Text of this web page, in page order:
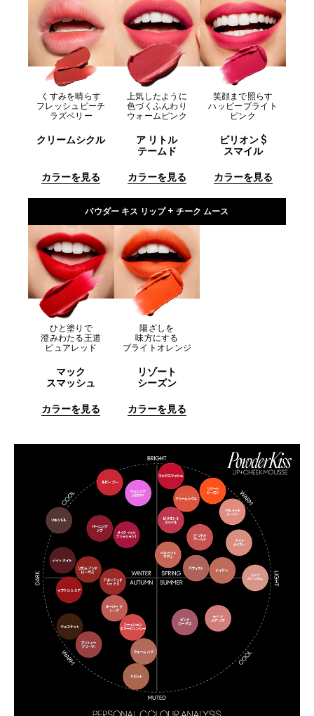
くすみを晴らす
フレッシュピーチ
ラズベリー
クリームシクル
カラーを見る
上気したように
色づくふんわり
ウォームピンク
ア リトル
テームド
カラーを見る
笑顔まで照らす
ハッピーブライト
ピンク
ビリオン $
スマイル
カラーを見る
パウダー キス リップ + チーク ムース
ひと塗りで
澄みわたる王道
ピュアレッド
マック
スマッシュ
カラーを見る
陽ざしを
味方にする
ブライトオレンジ
リゾート
シーズン
カラーを見る